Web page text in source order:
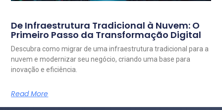
De Infraestrutura Tradicional à Nuvem: O
Primeiro Passo da Transformação Digital
Descubra como migrar de uma infraestrutura tradicional para a
nuvem e modernizar seu negócio, criando uma base para
inovação e eficiência.
Read More